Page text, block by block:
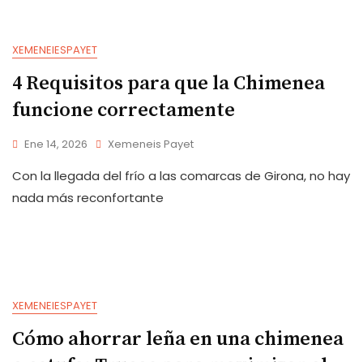
XEMENEIESPAYET
4 Requisitos para que la Chimenea
funcione correctamente
Ene 14, 2026 Xemeneis Payet
Con la llegada del frío a las comarcas de Girona, no hay
nada más reconfortante
XEMENEIESPAYET
Cómo ahorrar leña en una chimenea